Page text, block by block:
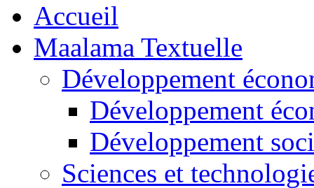
Accueil
Maalama Textuelle
Développement
Développement
Développement
Sciences et